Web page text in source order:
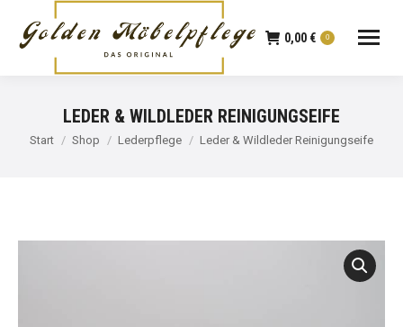
0,00 € 0
LEDER & WILDLEDER REINIGUNGSEIFE
Sie befinden sich hier:
Start Shop Lederpflege Leder & Wildleder Reinigungseife